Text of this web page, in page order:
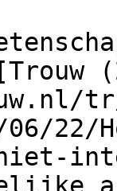
22/
niet-